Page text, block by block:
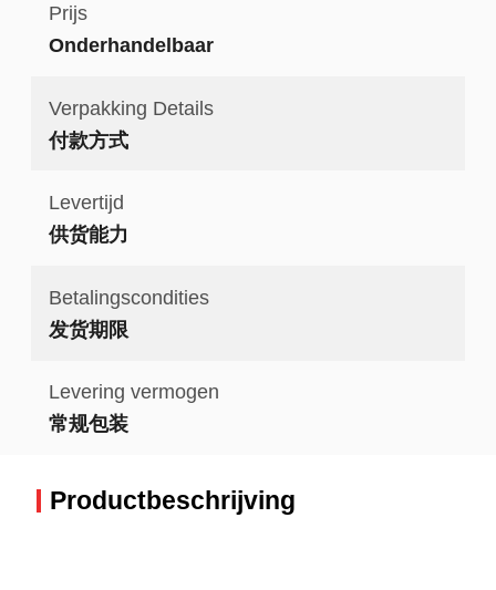
Prijs
Onderhandelbaar
Verpakking Details
付款方式
Levertijd
供货能力
Betalingscondities
发货期限
Levering vermogen
常规包装
Productbeschrijving